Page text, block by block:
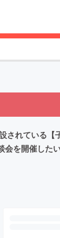
れている【
を開催した